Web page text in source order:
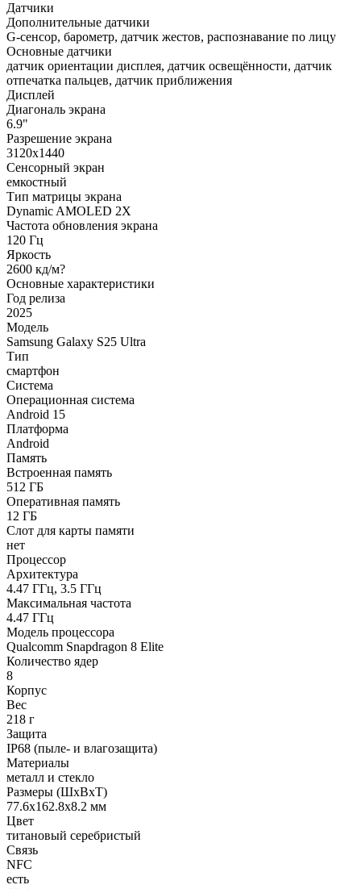
Датчики
Дополнительные датчики
G-сенсор, барометр, датчик жестов, распознавание по лицу
Основные датчики
датчик ориентации дисплея, датчик освещённости, датчик
отпечатка пальцев, датчик приближения
Дисплей
Диагональ экрана
6.9"
Разрешение экрана
3120x1440
Сенсорный экран
емкостный
Тип матрицы экрана
Dynamic AMOLED 2X
Частота обновления экрана
120 Гц
Яркость
2600 кд/м?
Основные характеристики
Год релиза
2025
Модель
Samsung Galaxy S25 Ultra
Тип
смартфон
Система
Операционная система
Android 15
Платформа
Android
Память
Встроенная память
512 ГБ
Оперативная память
12 ГБ
Слот для карты памяти
нет
Процессор
Архитектура
4.47 ГГц, 3.5 ГГц
Максимальная частота
4.47 ГГц
Модель процессора
Qualcomm Snapdragon 8 Elite
Количество ядер
8
Корпус
Вес
218 г
Защита
IP68 (пыле- и влагозащита)
Материалы
металл и стекло
Размеры (ШхВхТ)
77.6x162.8x8.2 мм
Цвет
титановый серебристый
Связь
NFC
есть